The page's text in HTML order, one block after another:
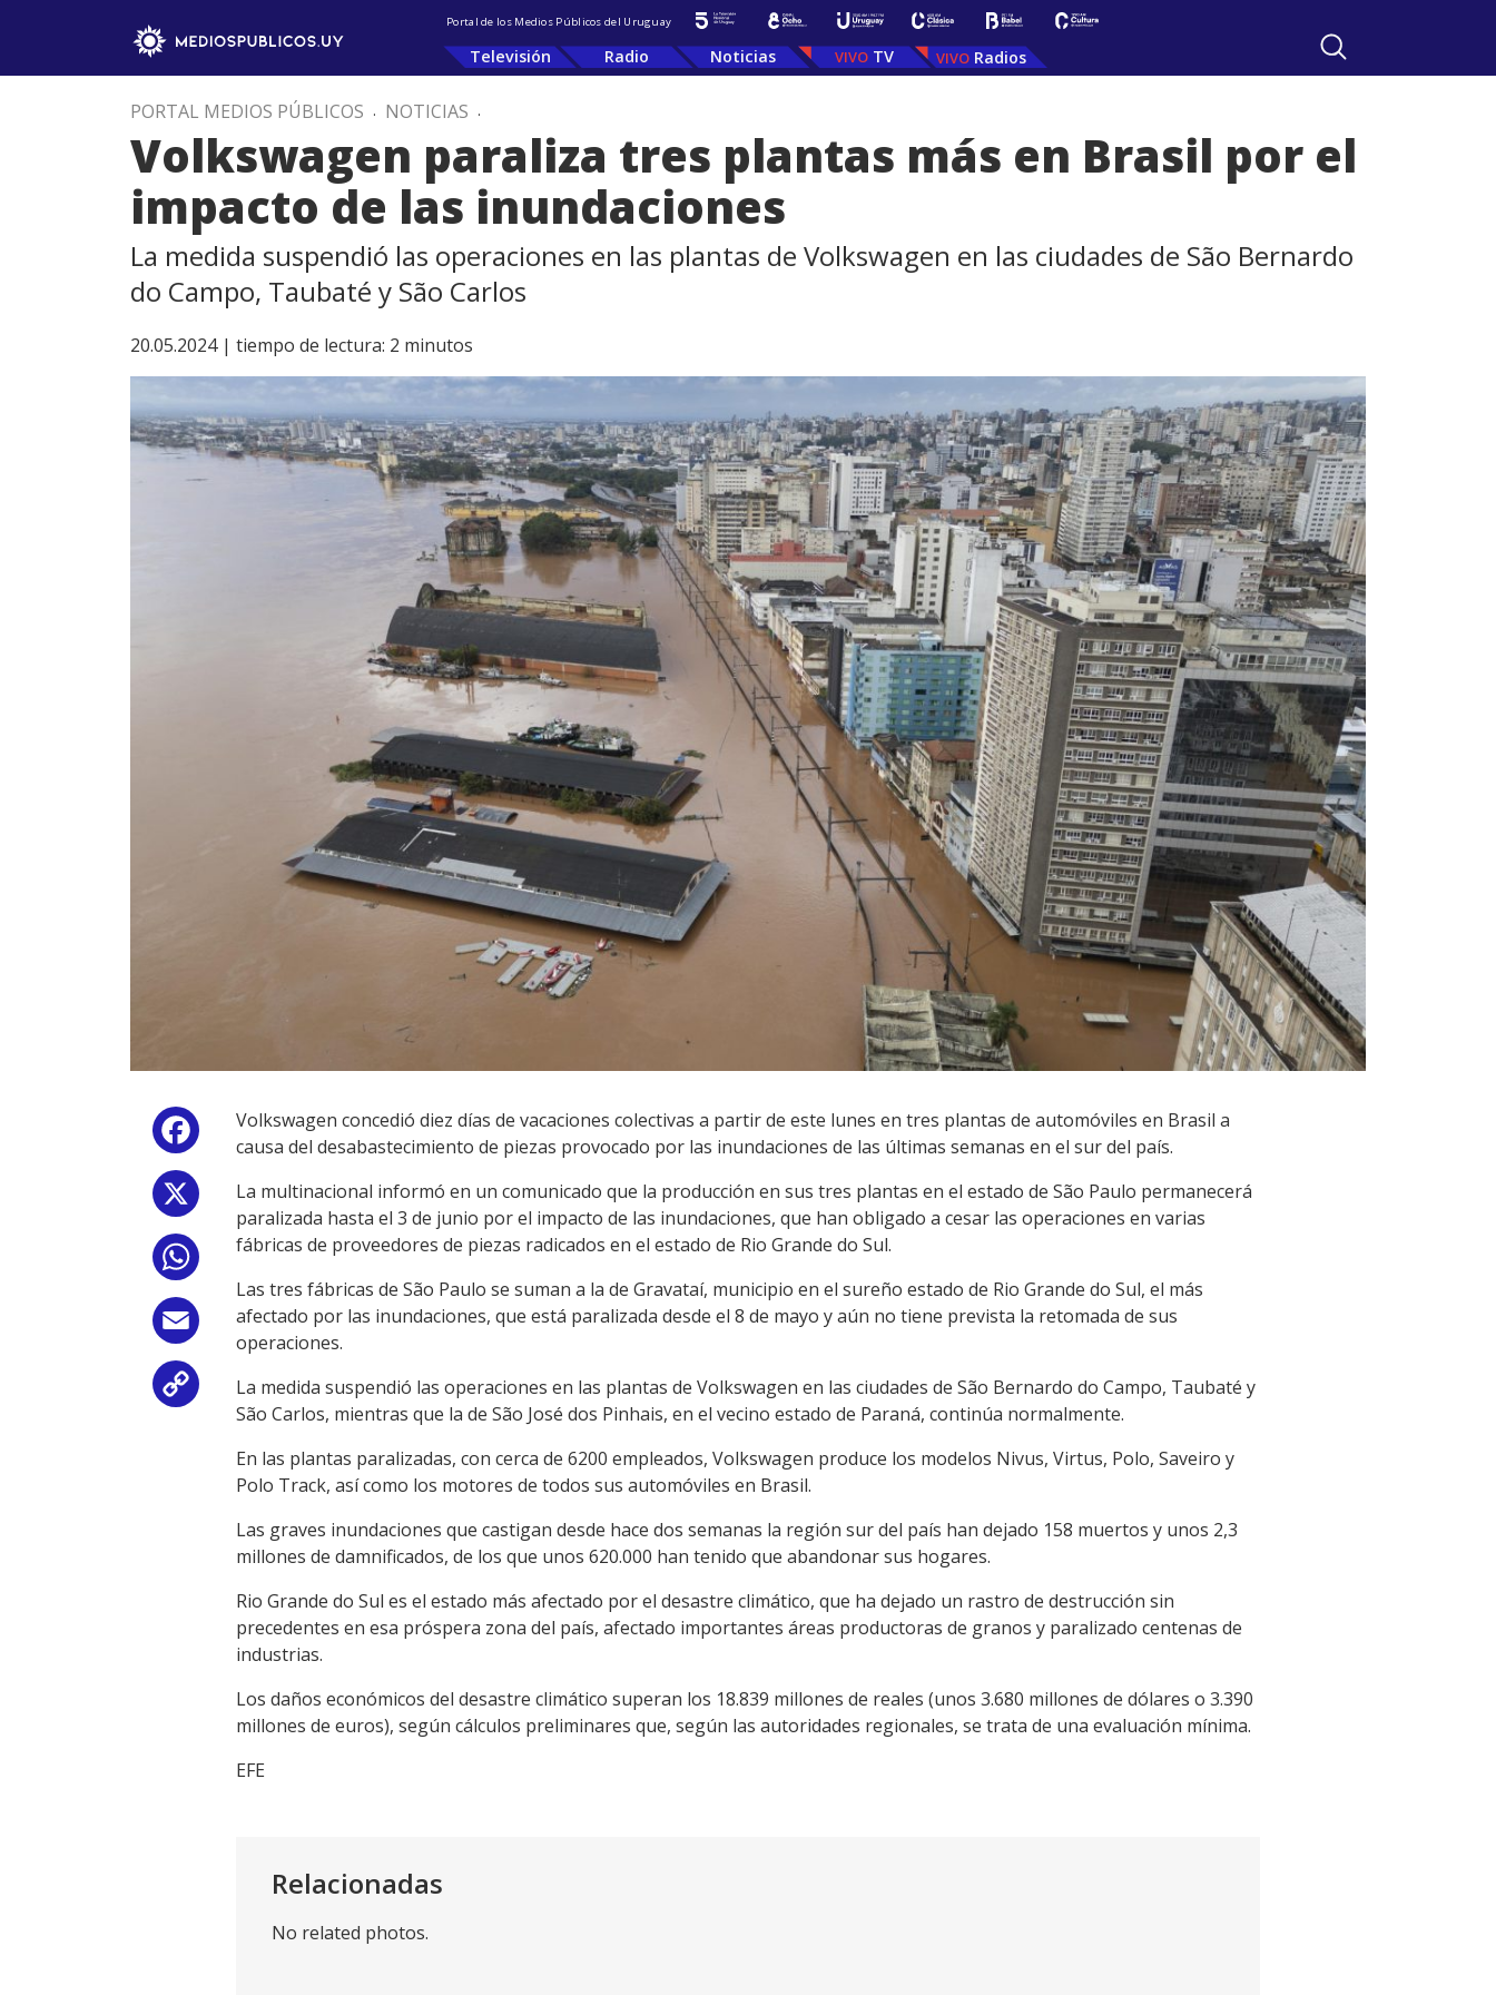
Portal de los Medios Públicos del Uruguay
Televisión Radio Noticias TV Radios
PORTAL MEDIOS PÚBLICOS . NOTICIAS .
Volkswagen paraliza tres plantas más en Brasil por el
impacto de las inundaciones
La medida suspendió las operaciones en las plantas de Volkswagen en las ciudades de São Bernardo
do Campo, Taubaté y São Carlos
20.05.2024 | tiempo de lectura: 2 minutos
Facebook
Email
Copy
Volkswagen concedió diez días de vacaciones colectivas a partir de este lunes en tres plantas de automóviles en Brasil a
causa del desabastecimiento de piezas provocado por las inundaciones de las últimas semanas en el sur del país.
La multinacional informó en un comunicado que la producción en sus tres plantas en el estado de São Paulo permanecerá
paralizada hasta el 3 de junio por el impacto de las inundaciones, que han obligado a cesar las operaciones en varias
fábricas de proveedores de piezas radicados en el estado de Rio Grande do Sul.
Las tres fábricas de São Paulo se suman a la de Gravataí, municipio en el sureño estado de Rio Grande do Sul, el más
afectado por las inundaciones, que está paralizada desde el 8 de mayo y aún no tiene prevista la retomada de sus
operaciones.
La medida suspendió las operaciones en las plantas de Volkswagen en las ciudades de São Bernardo do Campo, Taubaté y
São Carlos, mientras que la de São José dos Pinhais, en el vecino estado de Paraná, continúa normalmente.
En las plantas paralizadas, con cerca de 6200 empleados, Volkswagen produce los modelos Nivus, Virtus, Polo, Saveiro y
Polo Track, así como los motores de todos sus automóviles en Brasil.
Las graves inundaciones que castigan desde hace dos semanas la región sur del país han dejado 158 muertos y unos 2,3
millones de damnificados, de los que unos 620.000 han tenido que abandonar sus hogares.
Rio Grande do Sul es el estado más afectado por el desastre climático, que ha dejado un rastro de destrucción sin
precedentes en esa próspera zona del país, afectado importantes áreas productoras de granos y paralizado centenas de
industrias.
Los daños económicos del desastre climático superan los 18.839 millones de reales (unos 3.680 millones de dólares o 3.390
millones de euros), según cálculos preliminares que, según las autoridades regionales, se trata de una evaluación mínima.
EFE
Relacionadas
No related photos.